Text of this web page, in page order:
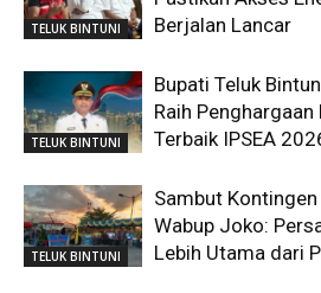
TELUK BINTUNI
Berjalan Lancar
TELUK BINTUNI
Bupati Teluk
Raih
Terbaik IPSEA
TELUK BINTUNI
Sambut
Wabup Joko:
Lebih Utama dari